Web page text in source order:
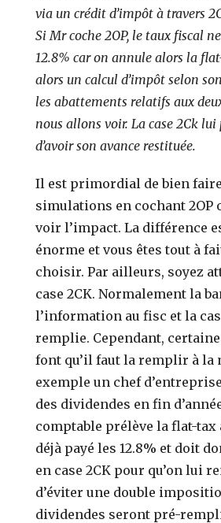
via un crédit d’impôt à travers
Si Mr coche 2OP, le taux fiscal
12.8% car on annule alors la
alors un calcul d’impôt selon
les abattements relatifs aux
nous allons voir. La case 2Ck
d’avoir son avance restituée.
Il est primordial de bien
simulations en cochant 2OP
voir l’impact. La différence
énorme et vous êtes tout à
choisir. Par ailleurs, soyez
case 2CK. Normalement la
l’information au fisc et la
remplie. Cependant,
font qu’il faut la remplir à la
exemple un chef
des dividendes en fin
comptable prélève la flat-tax
déjà payé les 12.8% et doit
en case 2CK pour qu’on lui
d’éviter une double
dividendes seront pré-